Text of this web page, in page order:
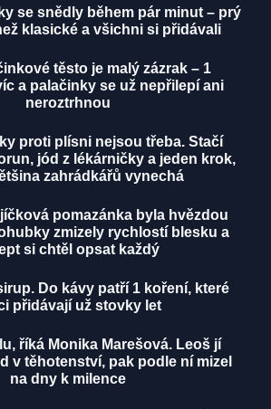
se snědly během pár minut – prý
klasické a všichni si přidávali
těsto je malý zázrak – 1
a palačinky se už nepřilepí ani
neroztrhnou
proti plísni nejsou třeba. Stačí
jód z lékárničky a jeden krok,
zahrádkářů vynechá
pomazánka byla hvězdou
zmizely rychlostí blesku a
si chtěl opsat každý
Do kávy patří 1 koření, které
přidávají už stovky let
říká Monika Marešová. Leoš jí
v těhotenství, pak podle ní mizel
na dny k milence